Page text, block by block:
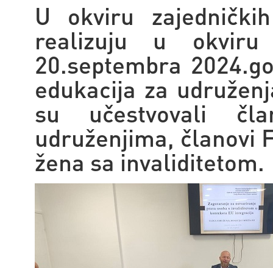
U okviru
realizuju u
20.septembra
edukacija za
su učestvovali
udruženjima, članovi
žena sa invaliditetom.